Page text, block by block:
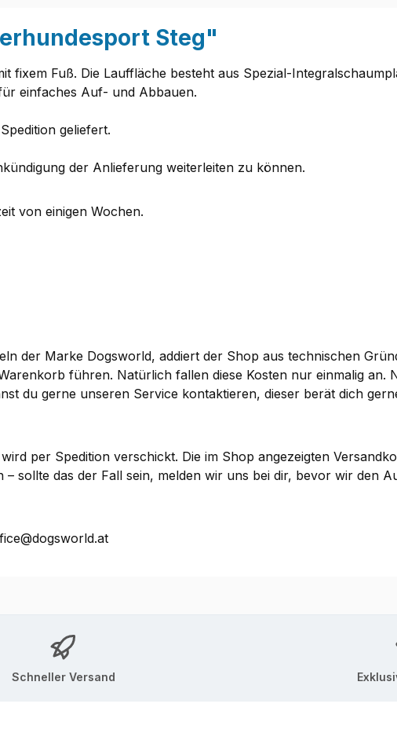
Steg"
Fuß. Die Lauffläche besteht aus Spezial-
einfaches Auf- und Abbauen.
geliefert.
der Anlieferung weiterleiten zu können.
von einigen Wochen.
der Marke Dogsworld, addiert der Shop aus technischen
führen. Natürlich fallen diese Kosten nur einmalig an.
du gerne unseren Service kontaktieren, dieser berät dich
per Spedition verschickt. Die im Shop angezeigten
sollte das der Fall sein, melden wir uns bei dir, bevor wir den
Schneller Versand